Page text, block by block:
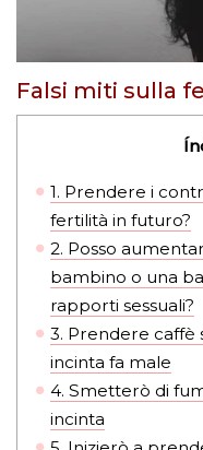
Falsi miti sulla
1. Prendere i
fertilità in futuro?
2. Posso
bambino o una
rapporti sessuali?
3. Prendere caffè
incinta fa male
4. Smetterò di
incinta